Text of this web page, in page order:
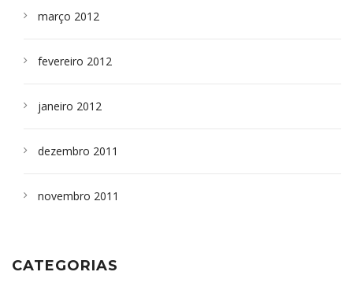
março 2012
fevereiro 2012
janeiro 2012
dezembro 2011
novembro 2011
CATEGORIAS